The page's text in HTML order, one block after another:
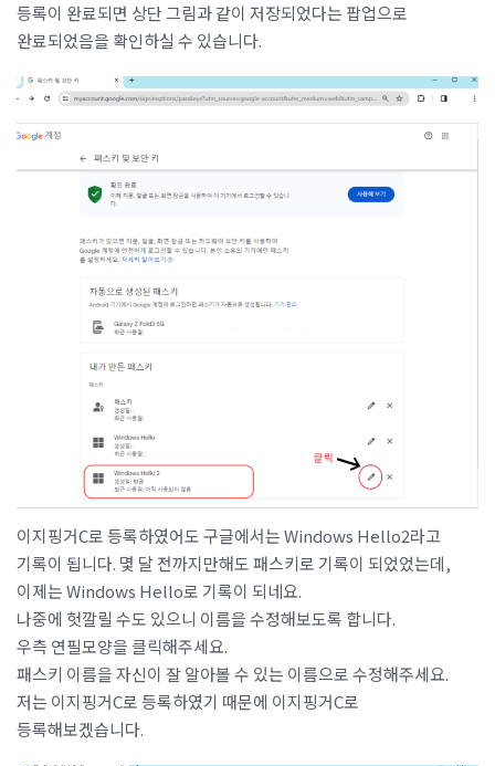
등록이 완료되면 상단 그림과 같이 저장되었다는 팝업으로
완료되었음을 확인하실 수 있습니다.
이지핑거C로 등록하였어도 구글에서는 Windows Hello2라고
기록이 됩니다. 몇 달 전까지만해도 패스키로 기록이 되었었는데,
이제는 Windows Hello로 기록이 되네요.
나중에 헛깔릴 수도 있으니 이름을 수정해보도록 합니다.
우측 연필모양을 클릭해주세요.
패스키 이름을 자신이 잘 알아볼 수 있는 이름으로 수정해주세요.
저는 이지핑거C로 등록하였기 때문에 이지핑거C로
등록해보겠습니다.